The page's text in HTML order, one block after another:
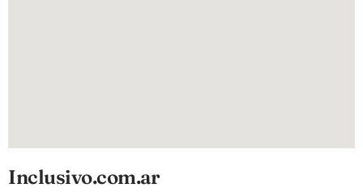
Inclusivo.com.ar